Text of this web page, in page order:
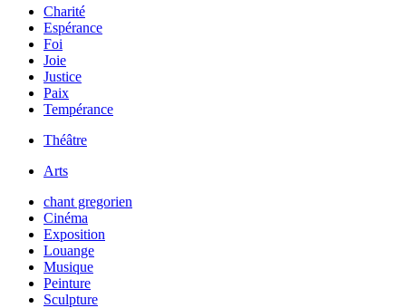
Charité
Espérance
Foi
Joie
Justice
Paix
Tempérance
Théâtre
Arts
chant gregorien
Cinéma
Exposition
Louange
Musique
Peinture
Sculpture